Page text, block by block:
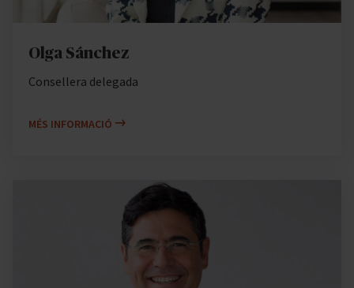
Olga Sánchez
Consellera delegada
MÉS INFORMACIÓ